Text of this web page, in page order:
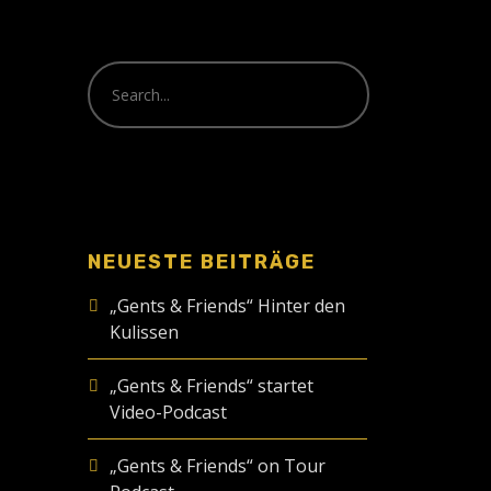
NEUESTE BEITRÄGE
„Gents & Friends“ Hinter den
Kulissen
„Gents & Friends“ startet
Video-Podcast
„Gents & Friends“ on Tour